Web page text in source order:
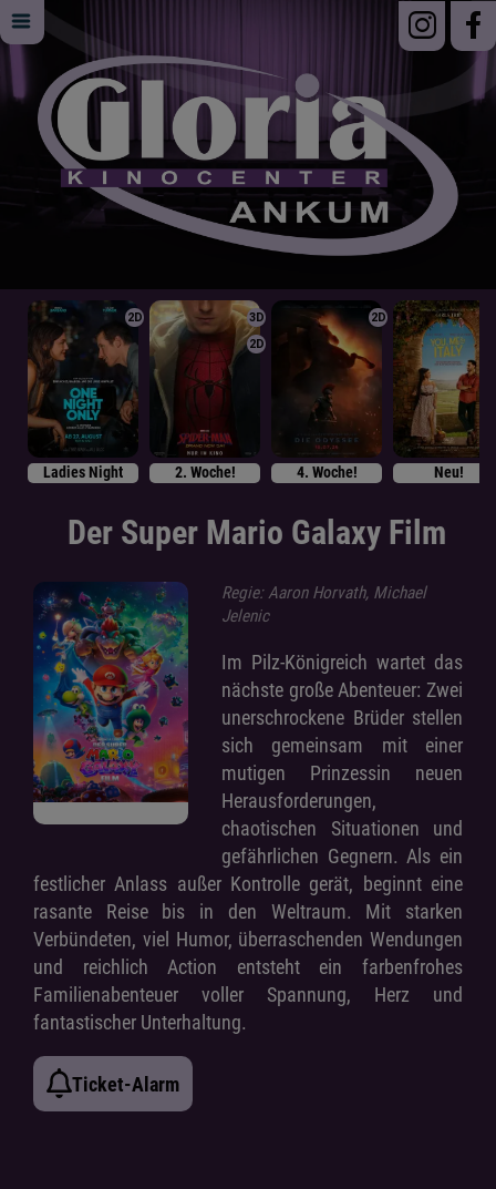
2D
Ladies Night
3D
2D
2. Woche!
2D
4. Woche! Neu!
Der Super Mario Galaxy Film
Regie: Aaron Horvath, Michael
Jelenic
Im Pilz-Königreich wartet das
nächste große Abenteuer: Zwei
unerschrockene Brüder stellen
sich gemeinsam mit einer
mutigen Prinzessin neuen
Herausforderungen,
chaotischen Situationen und
gefährlichen Gegnern. Als ein
festlicher Anlass außer Kontrolle gerät, beginnt eine
rasante Reise bis in den Weltraum. Mit starken
Verbündeten, viel Humor, überraschenden Wendungen
und reichlich Action entsteht ein farbenfrohes
Familienabenteuer voller Spannung, Herz und
fantastischer Unterhaltung.
Ticket-Alarm